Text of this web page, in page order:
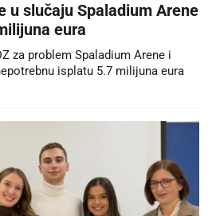
u slučaju Spaladium Arene
eura
za problem Spaladium Arene i
isplatu 5.7 milijuna eura